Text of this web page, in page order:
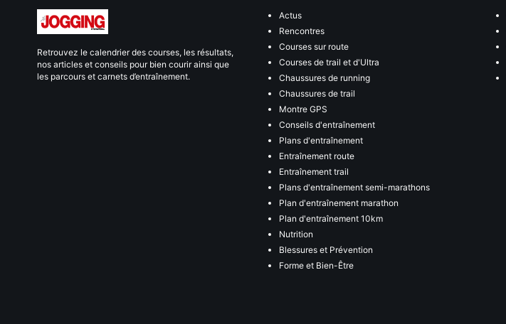
Retrouvez le calendrier des courses, les résultats,
nos articles et conseils pour bien courir ainsi que
les parcours et carnets d’entraînement.
Actus
Rencontres
Courses sur route
Courses de trail et d'Ultra
Chaussures de running
Chaussures de trail
Montre GPS
Conseils d'entraînement
Plans d'entraînement
Entraînement route
Entraînement trail
Plans d'entraînement semi-marathons
Plan d'entraînement marathon
Plan d'entraînement 10km
Nutrition
Blessures et Prévention
Forme et Bien-Être